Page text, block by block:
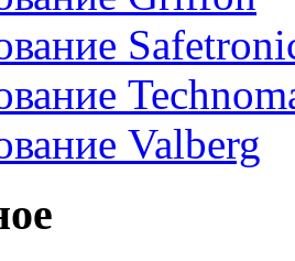
Valberg